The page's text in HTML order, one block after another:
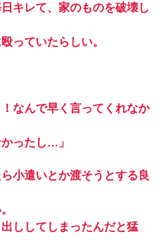
キレて、家のものを破壊し
っていたらしい。
なんで早く言ってくれなか
ったし…」
小遣いとか渡そうとする良
ししてしまったんだと猛